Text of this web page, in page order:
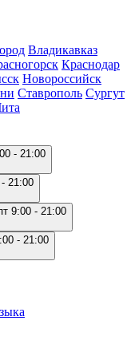
Владикавказ
Краснодар
Новороссийск
Ставрополь Сургут
- 21:00
21:00
9:00 - 21:00
- 21:00